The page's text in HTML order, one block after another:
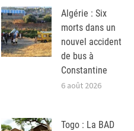
Algérie : Six
morts dans un
nouvel accident
de bus à
Constantine
6 août 2026
Togo : La BAD